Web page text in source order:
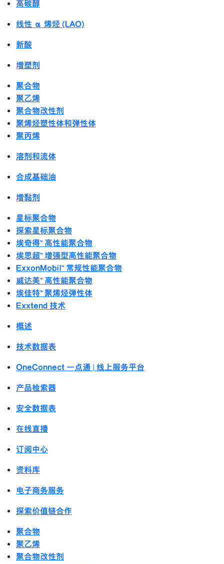
高碳醇
线性 α 烯烃 (LAO)
新酸
增塑剂
聚合物
聚乙烯
聚合物改性剂
聚烯烃塑性体和弹性体
聚丙烯
溶剂和流体
合成基础油
增黏剂
星标聚合物
探索星标聚合物
埃奇得™ 高性能聚合物
埃思超™ 增强型高性能聚合物
ExxonMobil™ 常规性能聚合物
威达美™ 高性能聚合物
埃佳特™ 聚烯烃弹性体
Exxtend 技术
概述
技术数据表
OneConnect 一点通 | 线上服务平台
产品检索器
安全数据表
在线直播
订阅中心
资料库
电子商务服务
探索价值链合作
聚合物
聚乙烯
聚合物改性剂